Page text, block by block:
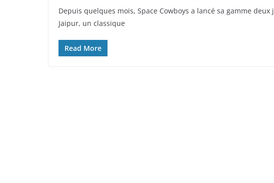
Depuis quelques mois, Space Cowboys a lancé sa gamme
Jaipur, un classique
Read More